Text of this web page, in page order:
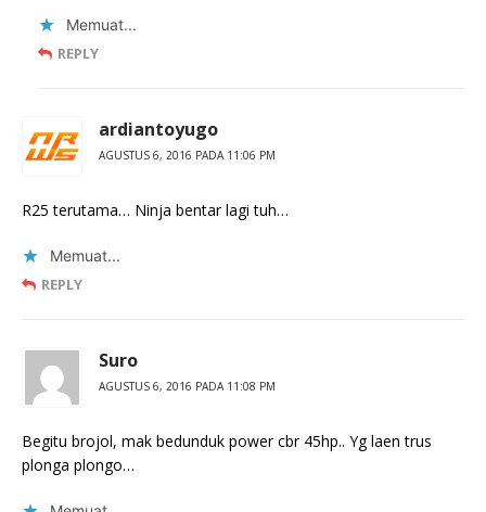
Memuat...
REPLY
ardiantoyugo
AGUSTUS 6, 2016 PADA 11:06 PM
R25 terutama… Ninja bentar lagi tuh…
Memuat...
REPLY
Suro
AGUSTUS 6, 2016 PADA 11:08 PM
Begitu brojol, mak bedunduk power cbr 45hp.. Yg laen trus
plonga plongo…